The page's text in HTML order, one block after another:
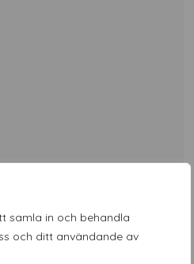
samla in och behandla
och ditt användande av